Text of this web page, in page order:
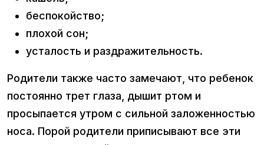
беспокойство;
плохой сон;
усталость и раздражительность.
Родители также часто замечают, что ребенок
постоянно трет глаза, дышит ртом и
просыпается утром с сильной заложенностью
носа. Порой родители приписывают все эти